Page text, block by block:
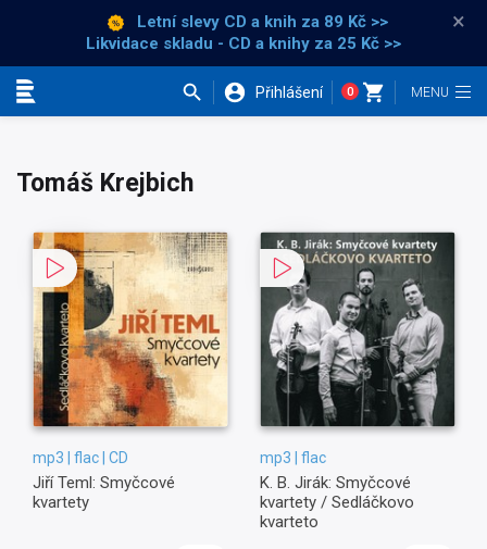
Letní slevy CD a knih za 89 Kč >>
Likvidace skladu - CD a knihy za 25 Kč >>
×
Přihlášení 0
Tomáš Krejbich
mp3 | flac | CD
Jiří Teml: Smyčcové
kvartety
mp3 | flac
K. B. Jirák: Smyčcové
kvartety / Sedláčkovo
kvarteto